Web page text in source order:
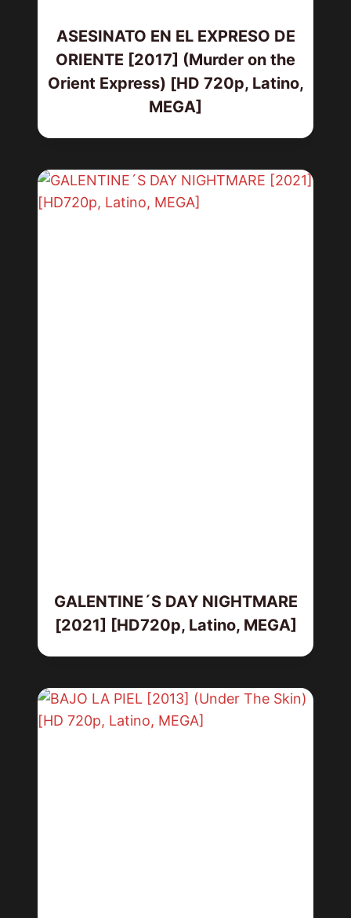
ASESINATO EN EL EXPRESO DE
ORIENTE [2017] (Murder on the
Orient Express) [HD 720p, Latino,
MEGA]
GALENTINE´S DAY NIGHTMARE
[2021] [HD720p, Latino, MEGA]